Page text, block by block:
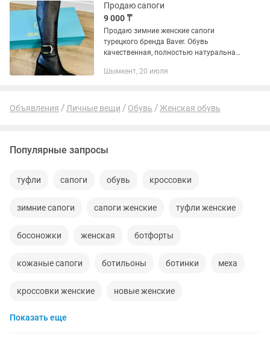
Продаю сапоги
9 000 ₸
Продаю зимние женские сапоги
турецкого бренда Baver. Обувь
качественная, полностью натуральная
Удобная колодка. Нога не потеет ногу
Шымкент, 20 июля
Объявления Личные вещи Обувь Женская обувь
Популярные запросы
туфли сапоги обувь кроссовки
зимние сапоги сапоги женские туфли женские
босоножки женская ботфорты
кожаные сапоги ботильоны ботинки меха
кроссовки женские новые женские
женская обувь
Показать еще